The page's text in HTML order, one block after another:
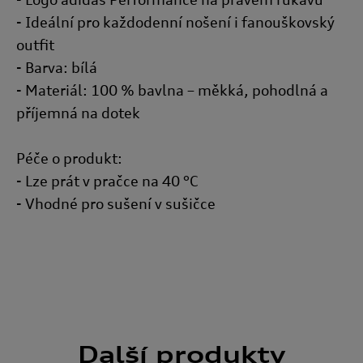
- Ideální pro každodenní nošení i fanouškovský
outfit
- Barva: bílá
- Materiál: 100 % bavlna – měkká, pohodlná a
příjemná na dotek
Péče o produkt:
- Lze prát v pračce na 40 °C
- Vhodné pro sušení v sušičce
Dalšíprodukty
stránky. Google zpracovává osobní údaje